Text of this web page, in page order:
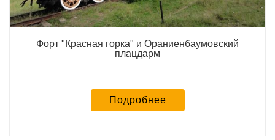
Форт "Красная горка" и Ораниенбаумовский
плацдарм
Подробнее